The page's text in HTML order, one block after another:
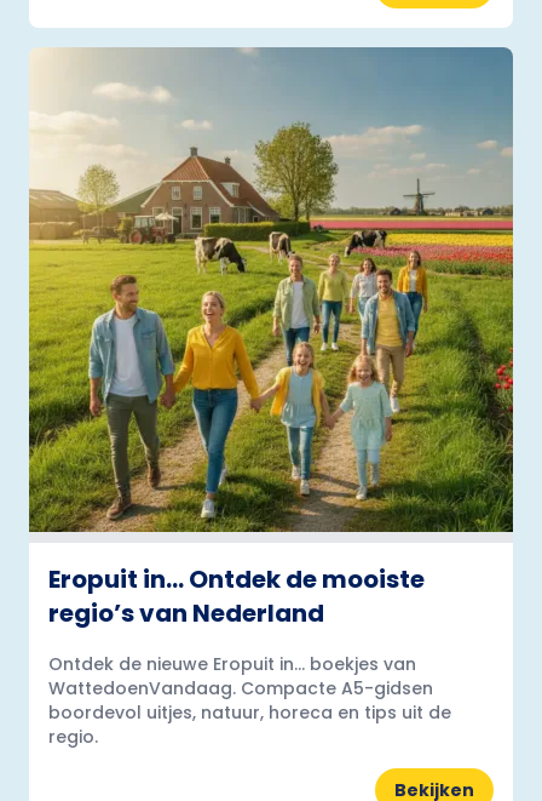
Eropuit in… Ontdek de mooiste
regio’s van Nederland
Ontdek de nieuwe Eropuit in... boekjes van
WattedoenVandaag. Compacte A5-gidsen
boordevol uitjes, natuur, horeca en tips uit de
regio.
Bekijken